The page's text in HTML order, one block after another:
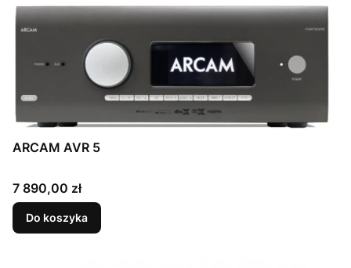
ARCAM AVR 5
Cena
7 890,00 zł
Do koszyka